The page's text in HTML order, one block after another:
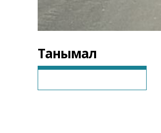
Танымал